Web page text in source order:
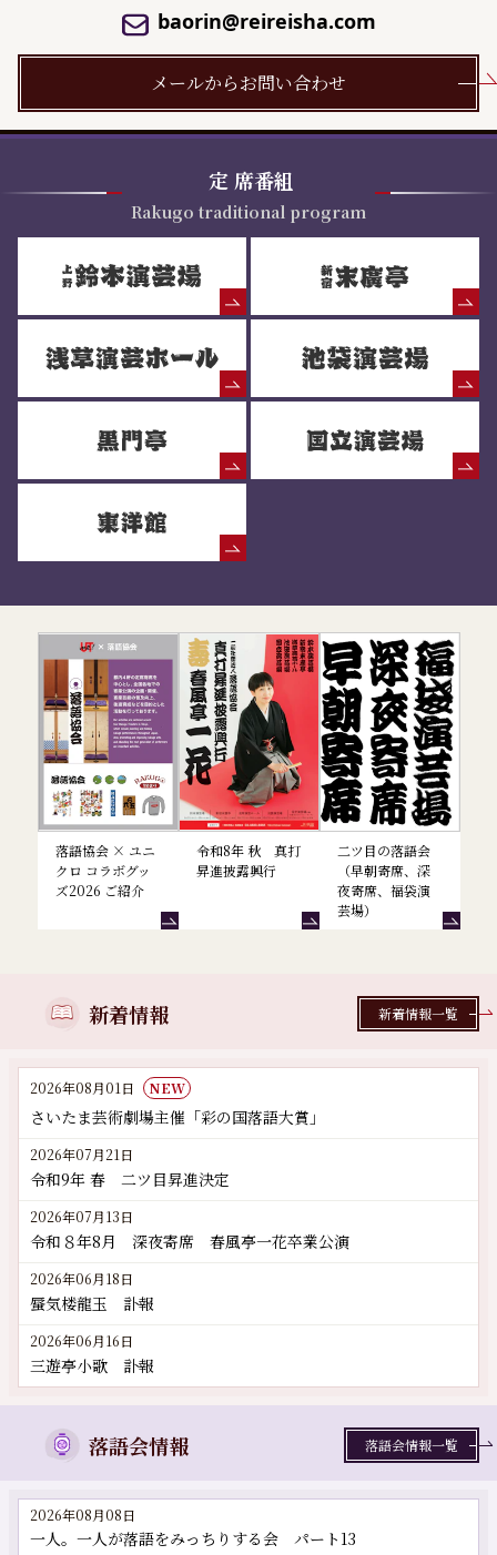
baorin@reireisha.com
メールからお問い合わせ
定 席番組
Rakugo traditional program
落語協会 × ユニ
クロ コラボグッ
ズ2026 ご紹介
令和8年 秋 真打
昇進披露興行
二ツ目の落語会
（早朝寄席、深
夜寄席、福袋演
芸場）
新着情報
2026年08月01日 NEW
さいたま芸術劇場主催「彩の国落語大賞」
2026年07月21日
令和9年 春 二ツ目昇進決定
2026年07月13日
令和８年8月 深夜寄席 春風亭一花卒業公演
2026年06月18日
蜃気楼龍玉 訃報
2026年06月16日
三遊亭小歌 訃報
新着情報一覧
落語会情報
2026年08月08日
一人。一人が落語をみっちりする会 パート13
落語会情報一覧